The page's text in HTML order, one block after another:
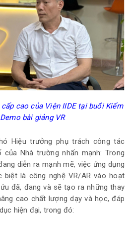
cao của Viện IIDE tại buổi Kiểm
bài giảng VR
Hiệu trưởng phụ trách công tác
của Nhà trường nhấn mạnh: Trong
diễn ra mạnh mẽ, việc ứng dụng
biệt là công nghệ VR/AR vào hoạt
đã, đang và sẽ tạo ra những thay
cao chất lượng dạy và học, đáp
hiện đại, trong đó: